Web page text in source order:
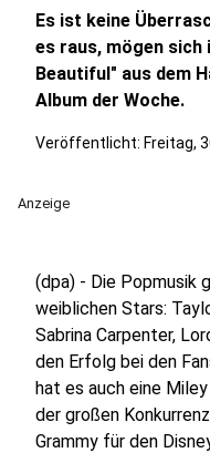
Es ist keine
es raus, mögen sich
Beautiful" aus dem
Album der Woche.
Veröffentlicht: Freitag,
Anzeige
(dpa) - Die Popmusik
weiblichen Stars:
Sabrina Carpenter,
den Erfolg bei den
hat es auch eine
der großen
Grammy für den